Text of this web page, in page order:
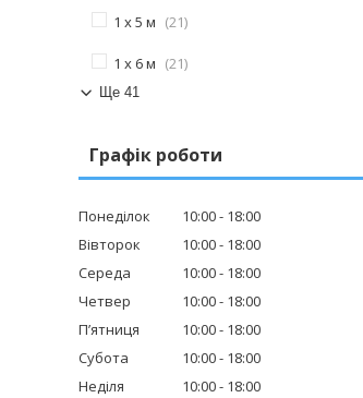
1 х 5 м 21
1 х 6 м 21
Ще 41
Графік роботи
Понеділок 10:00
18:00
Вівторок
10:00
18:00
Середа
10:00
18:00
Четвер
10:00
18:00
Пʼятниця
10:00
18:00
Субота
10:00
18:00
Неділя
10:00 18:00